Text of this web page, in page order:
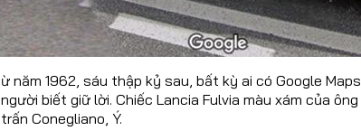
ừ năm 1962, sáu thập kỷ sau, bất kỳ ai có Google
người biết giữ lời. Chiếc Lancia Fulvia màu xám của
trấn Conegliano, Ý.